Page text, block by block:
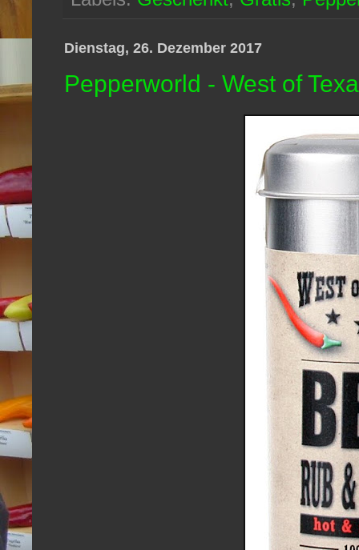
Dienstag, 26. Dezember 2017
Pepperworld - West of